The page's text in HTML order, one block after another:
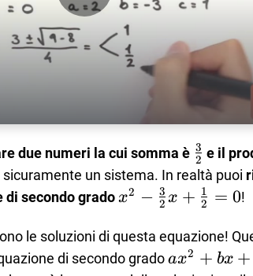
Play Video
due numeri la cui somma è
{2}
2
3 e il
un sistema. In realtà puoi
di secondo gradox^2-\frac{3}
{2}=0
x2 − 2
3 x + 2
1 = 0!
le soluzioni di questa equazione!
di secondo gradoax2 + bx +